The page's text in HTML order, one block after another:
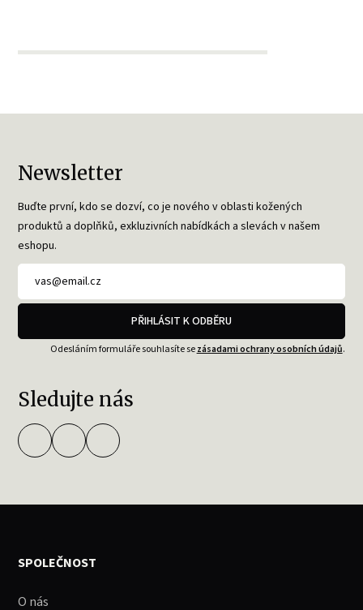
Newsletter
Buďte první, kdo se dozví, co je nového v oblasti kožených
produktů a doplňků, exkluzivních nabídkách a slevách v našem
eshopu.
PŘIHLÁSIT K ODBĚRU
Odesláním formuláře souhlasíte sezásadami ochrany osobních údajů.
Sledujte nás
SPOLEČNOST
O nás